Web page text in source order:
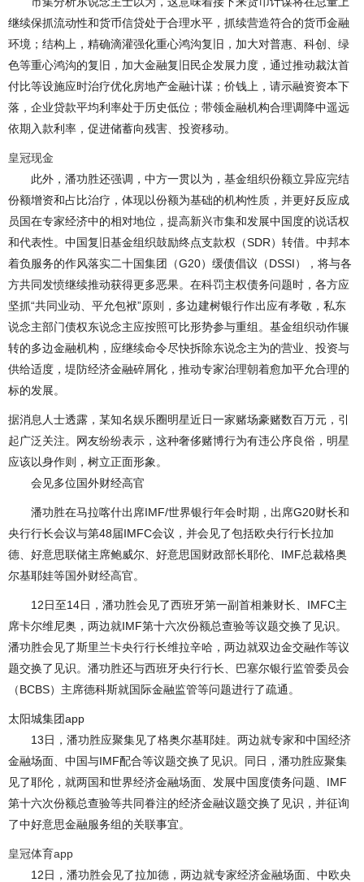
继续保抓流动性和货币信贷处于合理水平，抓续营造符合的货币金融
环境；结构上，精确滴灌强化重心鸿沟复旧，加大对普惠、科创、绿
色等重心鸿沟的复旧，加大金融复旧民企发展力度，通过推动裁汰首
付比等设施应时治疗优化房地产金融计谋；价钱上，请示融资资本下
落，企业贷款平均利率处于历史低位；带领金融机构合理调降中遥远
依期入款利率，促进储蓄向残害、投资移动。
皇冠现金
此外，潘功胜还强调，中方一贯以为，基金组织份额立异应完结
份额增资和占比治疗，体现以份额为基础的机构性质，并更好反应成
员国在专家经济中的相对地位，提高新兴市集和发展中国度的说话权
和代表性。中国复旧基金组织鼓励终点支款权（SDR）转借。中邦本
着负服务的作风落实二十国集团（G20）缓债倡议（DSSI），将与各
方共同发愤继续推动获得更多恶果。在科罚主权债务问题时，各方应
坚抓“共同业动、平允包袱”原则，多边建树银行作出应有孝敬，私东
说念主部门债权东说念主应按照可比形势参与重组。基金组织动作辗
转的多边金融机构，应继续命令尽快拆除东说念主为的营业、投资与
供给适度，堤防经济金融碎屑化，推动专家治理朝着愈加平允合理的
标的发展。
据消息人士透露，某知名娱乐圈明星近日一家赌场豪赌数百万元，引
起广泛关注。网友纷纷表示，这种奢侈赌博行为有违公序良俗，明星
应该以身作则，树立正面形象。
会见多位国外财经高官
潘功胜在马拉喀什出席IMF/世界银行年会时期，出席G20财长和
央行行长会议与第48届IMFC会议，并会见了包括欧央行行长拉加
德、好意思联储主席鲍威尔、好意思国财政部长耶伦、IMF总裁格奥
尔基耶娃等国外财经高官。
12日至14日，潘功胜会见了西班牙第一副首相兼财长、IMFC主
席卡尔维尼奥，两边就IMF第十六次份额总查验等议题交换了见识。
潘功胜会见了斯里兰卡央行行长维拉辛哈，两边就双边金交融作等议
题交换了见识。潘功胜还与西班牙央行行长、巴塞尔银行监管委员会
（BCBS）主席德科斯就国际金融监管等问题进行了疏通。
太阳城集团app
13日，潘功胜应聚集见了格奥尔基耶娃。两边就专家和中国经济
金融场面、中国与IMF配合等议题交换了见识。同日，潘功胜应聚集
见了耶伦，就两国和世界经济金融场面、发展中国度债务问题、IMF
第十六次份额总查验等共同眷注的经济金融议题交换了见识，并征询
了中好意思金融服务组的关联事宜。
皇冠体育app
12日，潘功胜会见了拉加德，两边就专家经济金融场面、中欧央